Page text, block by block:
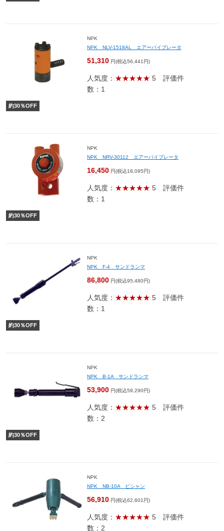
NPK
NPK NLV-1518AL エアーバイブレータ
51,310 円(税込56,441円)
人気度： ★★★★★ 5 評価件
数：1
約30％OFF
NPK
NPK NRV-30112 エアーバイブレータ
16,450 円(税込18,095円)
人気度： ★★★★★ 5 評価件
数：1
約30％OFF
NPK
NPK F-4 サンドランマ
86,800 円(税込95,480円)
人気度： ★★★★★ 5 評価件
数：1
約30％OFF
NPK
NPK B-1A サンドランマ
53,900 円(税込59,290円)
人気度： ★★★★★ 5 評価件
数：2
約30％OFF
NPK
NPK NB-10A ビシャン
56,910 円(税込62,601円)
人気度： ★★★★★ 5 評価件
数：2